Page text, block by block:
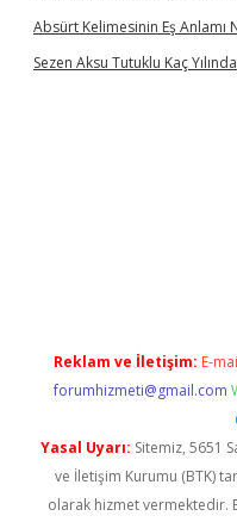
Absürt Kelimesinin Eş Anlamı
Sezen Aksu Tutuklu Kaç Yılında
Reklam ve İletişim: E-
forumhizmeti@gmail.com
Yasal Uyarı: Sitemiz, 5651
ve İletişim Kurumu (BTK)
olarak hizmet vermektedir.